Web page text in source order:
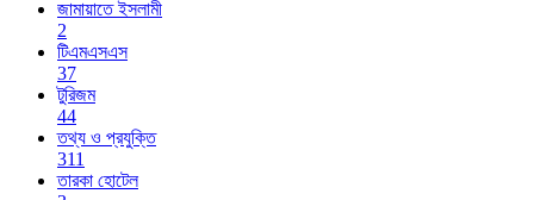
জামায়াতে ইসলামী
2
টিএমএসএস
37
টুরিজম
44
তথ্য ও প্রযুক্তি
311
তারকা হোটেল